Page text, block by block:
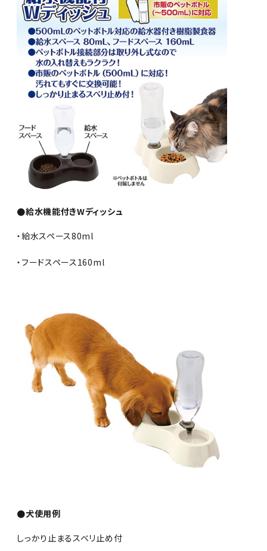
●給水機能付きWディッシュ
・給水スペース80ml
・フードスペース160ml
●犬使用例
しっかり止まるスベリ止め付